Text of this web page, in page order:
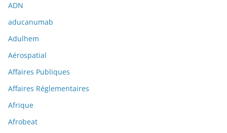
ADN
aducanumab
Adulhem
Aérospatial
Affaires Publiques
Affaires Réglementaires
Afrique
Afrobeat